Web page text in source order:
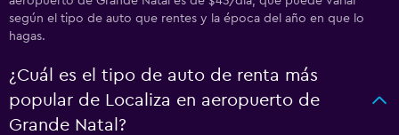
según el tipo de auto que rentes y la época del año en que lo
hagas.
¿Cuál es el tipo de auto de renta más
popular de Localiza en aeropuerto de
Grande Natal?